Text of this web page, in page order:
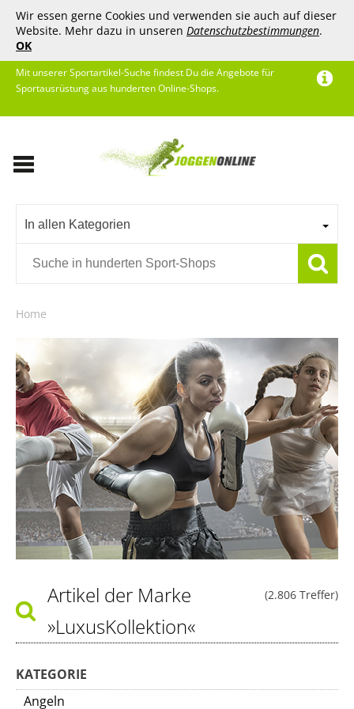
Wir essen gerne Cookies und verwenden sie auch auf dieser
Website. Mehr dazu in unseren Datenschutzbestimmungen.
OK
Mit unserer Sportartikel-Suche findest Du die Angebote für
Sportausrüstung aus hunderten Online-Shops.
In allen Kategorien
Home
(2.806 Treffer)
Artikel der Marke
»LuxusKollektion«
KATEGORIE
Angeln